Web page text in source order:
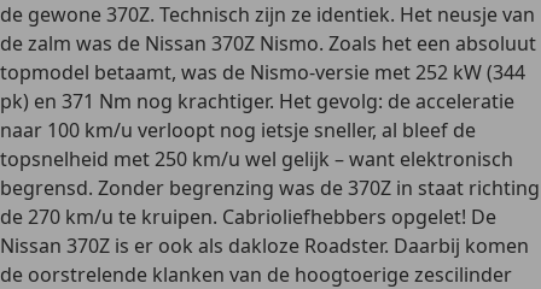
de gewone 370Z. Technisch zijn ze identiek. Het neusje van
de zalm was de Nissan 370Z Nismo. Zoals het een absoluut
topmodel betaamt, was de Nismo-versie met 252 kW (344
pk) en 371 Nm nog krachtiger. Het gevolg: de acceleratie
naar 100 km/u verloopt nog ietsje sneller, al bleef de
topsnelheid met 250 km/u wel gelijk – want elektronisch
begrensd. Zonder begrenzing was de 370Z in staat richting
de 270 km/u te kruipen. Cabrioliefhebbers opgelet! De
Nissan 370Z is er ook als dakloze Roadster. Daarbij komen
de oorstrelende klanken van de hoogtoerige zescilinder